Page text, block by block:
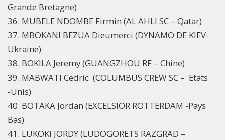
Grande Bretagne)
36. MUBELE NDOMBE Firmin (AL AHLI SC – Qatar)
37. MBOKANI BEZUA Dieumerci (DYNAMO DE KIEV-
Ukraine)
38. BOKILA Jeremy (GUANGZHOU RF – Chine)
39. MABWATI Cedric (COLUMBUS CREW SC – Etats
-Unis)
40. BOTAKA Jordan (EXCELSIOR ROTTERDAM -Pays
Bas)
41. LUKOKI JORDY (LUDOGORETS RAZGRAD –